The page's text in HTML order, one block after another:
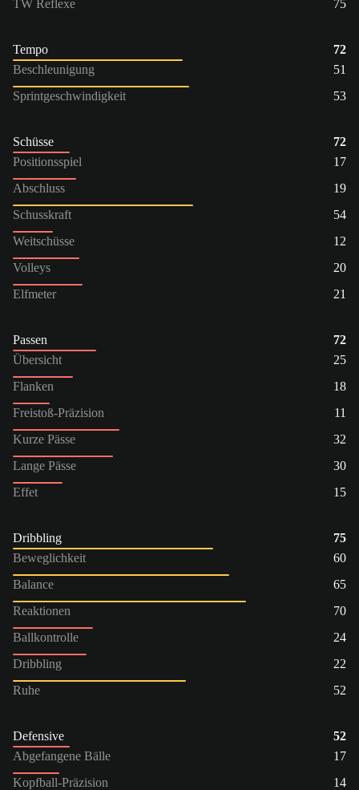
TW Reflexe
75
Tempo
72
Beschleunigung
51
Sprintgeschwindigkeit
53
Schüsse
72
Positionsspiel
17
Abschluss
19
Schusskraft
54
Weitschüsse
12
Volleys
20
Elfmeter
21
Passen
72
Übersicht
25
Flanken
18
Freistoß-Präzision
11
Kurze Pässe
32
Lange Pässe
30
Effet
15
Dribbling
75
Beweglichkeit
60
Balance
65
Reaktionen
70
Ballkontrolle
24
Dribbling
22
Ruhe
52
Defensive
52
Abgefangene Bälle
17
Kopfball-Präzision
14